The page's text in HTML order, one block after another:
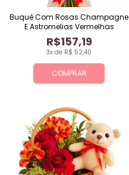
COMPRAR
3x de R$ 52,40
R$157,19
Buquê Com Rosas Champagne
E Astromelias Vermelhas